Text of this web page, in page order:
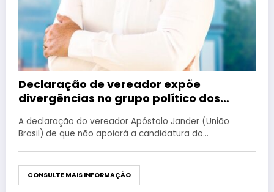
Declaração de vereador expõe
divergências no grupo político dos
A declaração do vereador Apóstolo Jander (União
Brasil) de que não apoiará a candidatura do…
CONSULTE MAIS INFORMAÇÃO